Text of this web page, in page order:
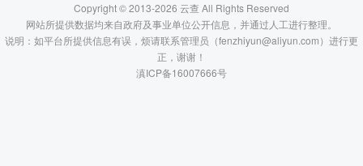
Copyright © 2013-2026 云查 All Rights Reserved
网站所提供数据均来自政府及事业单位公开信息，并通过人工进行整理。
说明：如平台所提供信息有误，烦请联系管理员（fenzhiyun@aliyun.com）进行更
正，谢谢！
滇ICP备16007666号